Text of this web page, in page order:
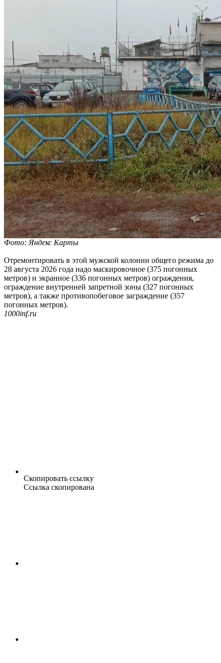
Фото: Яндекс Карты
Отремонтировать в этой мужской колонии общего режима до
28 августа 2026 года надо маскировочное (375 погонных
метров) и экранное (336 погонных метров) ограждения,
ограждение внутренней запретной зоны (327 погонных
метров), а также противопобеговое заграждение (357
погонных метров).
1000inf.ru
Скопировать ссылку
Ссылка скопирована